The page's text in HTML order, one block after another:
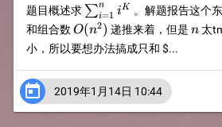
题目概述求 \sum_{i=1}^{n}i^K
∑i=1
n iK
。解题报告这个
和组合数 O(n^2)
O(n2) 递推来着，但是n
n 太
小，所以要想办法搞成只和 $...
 2019年1月14日 10:44